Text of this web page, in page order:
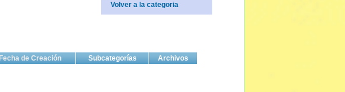
Fecha de Creación Subcategorías Archivos
Volver a la categoria